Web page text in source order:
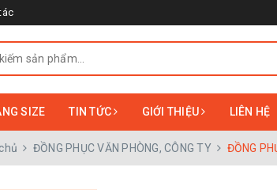
SIZE TIN TỨC GIỚI THIỆU LIÊN HỆ
ĐỒNG PHỤC VĂN PHÒNG, CÔNG TY ĐỒNG